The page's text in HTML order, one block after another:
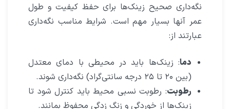
نگه‌داری صحیح زینک‌ها برای حفظ کیفیت و طول
عمر آنها بسیار مهم است. شرایط مناسب نگه‌داری
عبارتند از:
دما: زینک‌ها باید در محیطی با دمای معتدل
(بین ۲۰ تا ۲۵ درجه سانتی‌گراد) نگه‌داری شوند.
رطوبت: رطوبت نسبی محیط باید کنترل شود تا
زینک‌ها از خوردگی و زنگ زدگی محفوظ بمانند.